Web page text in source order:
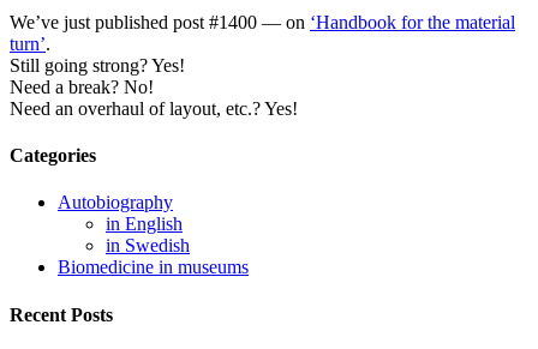
We’ve just published post #1400 — on ‘Handbook for the material
turn’.
Still going strong? Yes!
Need a break? No!
Need an overhaul of layout, etc.? Yes!
Categories
Autobiography
in English
in Swedish
Biomedicine in museums
Recent Posts